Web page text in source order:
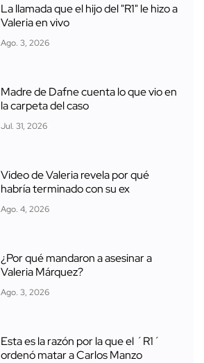
La llamada que el hijo del "R1" le hizo a
Valeria en vivo
Ago. 3, 2026
Madre de Dafne cuenta lo que vio en
la carpeta del caso
Jul. 31, 2026
Video de Valeria revela por qué
habría terminado con su ex
Ago. 4, 2026
¿Por qué mandaron a asesinar a
Valeria Márquez?
Ago. 3, 2026
Esta es la razón por la que el ´R1´
ordenó matar a Carlos Manzo